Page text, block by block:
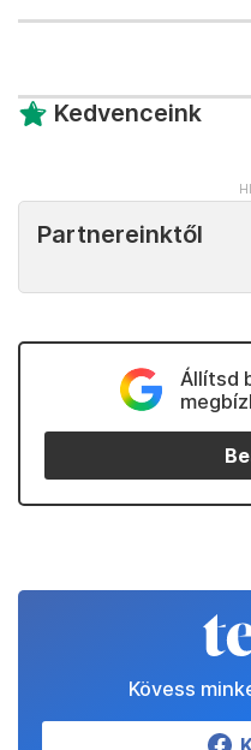
Kedvenceink
Partnereinktől
Állítsd
Kövess